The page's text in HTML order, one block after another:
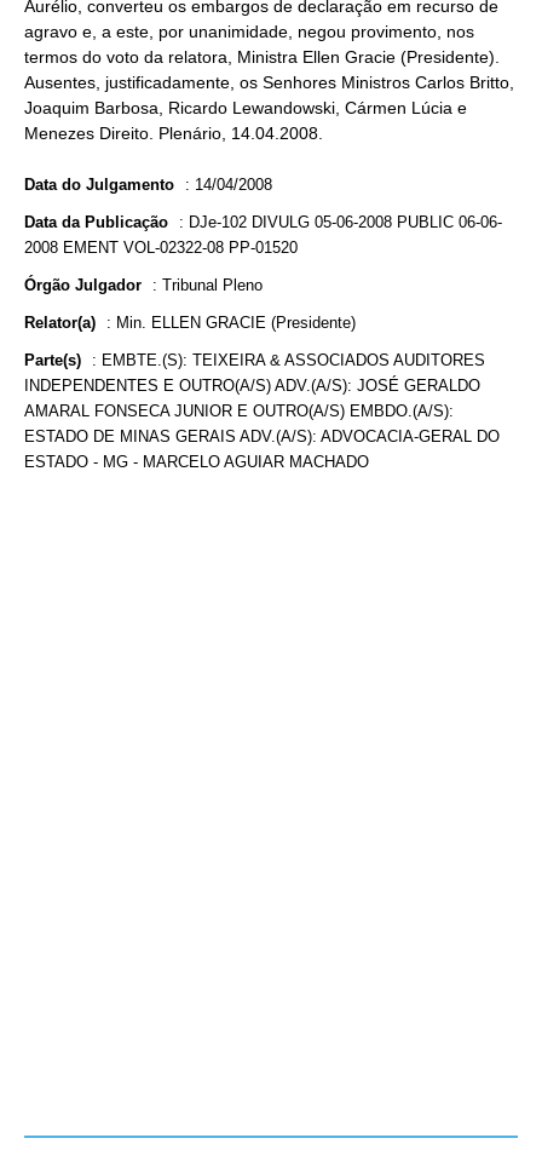
Aurélio, converteu os embargos de declaração em recurso de
agravo e, a este, por unanimidade, negou provimento, nos
termos do voto da relatora, Ministra Ellen Gracie (Presidente).
Ausentes, justificadamente, os Senhores Ministros Carlos Britto,
Joaquim Barbosa, Ricardo Lewandowski, Cármen Lúcia e
Menezes Direito. Plenário, 14.04.2008.
Data do Julgamento : 14/04/2008
Data da Publicação : DJe-102 DIVULG 05-06-2008 PUBLIC 06-06-
2008 EMENT VOL-02322-08 PP-01520
Órgão Julgador : Tribunal Pleno
Relator(a) : Min. ELLEN GRACIE (Presidente)
Parte(s) : EMBTE.(S): TEIXEIRA & ASSOCIADOS AUDITORES
INDEPENDENTES E OUTRO(A/S) ADV.(A/S): JOSÉ GERALDO
AMARAL FONSECA JUNIOR E OUTRO(A/S) EMBDO.(A/S):
ESTADO DE MINAS GERAIS ADV.(A/S): ADVOCACIA-GERAL DO
ESTADO - MG - MARCELO AGUIAR MACHADO